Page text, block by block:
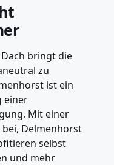
Dach bringt die
zu
ist ein
einer
Mit einer
bei, Delmenhorst
selbst
und mehr